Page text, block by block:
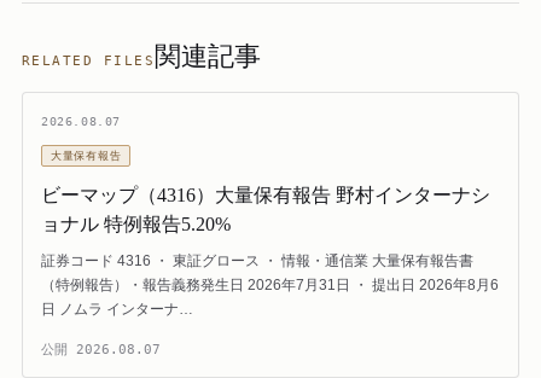
RELATED FILES 関連記事
2026.08.07
大量保有報告
ビーマップ（4316）大量保有報告 野村インターナシ
ョナル 特例報告5.20%
証券コード 4316 ・ 東証グロース ・ 情報・通信業 大量保有報告書
（特例報告）・報告義務発生日 2026年7月31日 ・ 提出日 2026年8月6
日 ノムラ インターナ…
公開 2026.08.07